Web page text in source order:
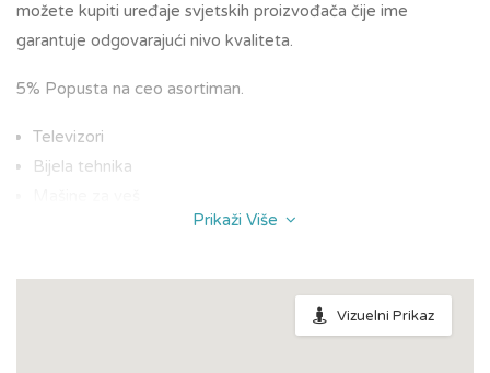
možete kupiti uređaje svjetskih proizvođača čije ime
garantuje odgovarajući nivo kvaliteta.
5% Popusta na ceo asortiman.
Televizori
Bijela tehnika
Telefoni
Prikaži Više
Vizuelni Prikaz